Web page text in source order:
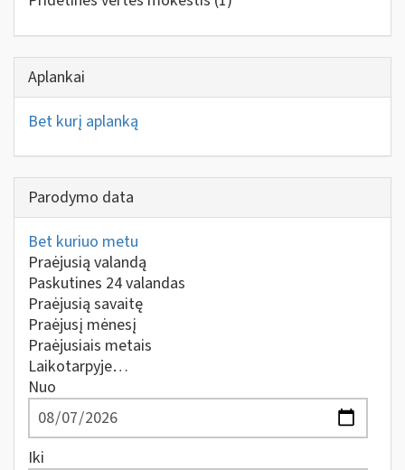
Aplankai
Bet kurį aplanką
Parodymo data
Bet kuriuo metu
Praėjusią valandą
Paskutines 24 valandas
Praėjusią savaitę
Praėjusį mėnesį
Praėjusiais metais
Laikotarpyje…
Nuo
Iki